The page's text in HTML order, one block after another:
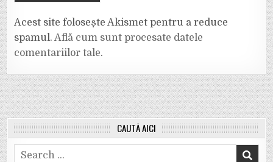
Acest site folosește Akismet pentru a reduce
spamul.Află cum sunt procesate datele
comentariilor tale.
CAUTĂ AICI
Search